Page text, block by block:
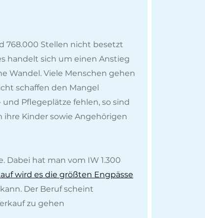
768.000 Stellen nicht besetzt
handelt sich um einen Anstieg
Wandel. Viele Menschen gehen
schaffen den Mangel
Pflegeplätze fehlen, so sind
ihre Kinder sowie Angehörigen
Dabei hat man vom IW 1.300
wird es die größten Engpässe
Der Beruf scheint
zu gehen